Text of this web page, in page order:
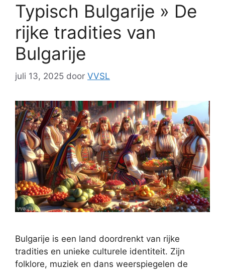
Typisch Bulgarije » De
rijke tradities van
Bulgarije
juli 13, 2025 door VVSL
Bulgarije is een land doordrenkt van rijke
tradities en unieke culturele identiteit. Zijn
folklore, muziek en dans weerspiegelen de